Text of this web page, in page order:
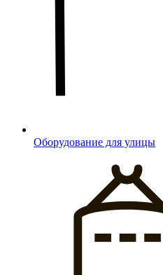
Оборудование для улицы